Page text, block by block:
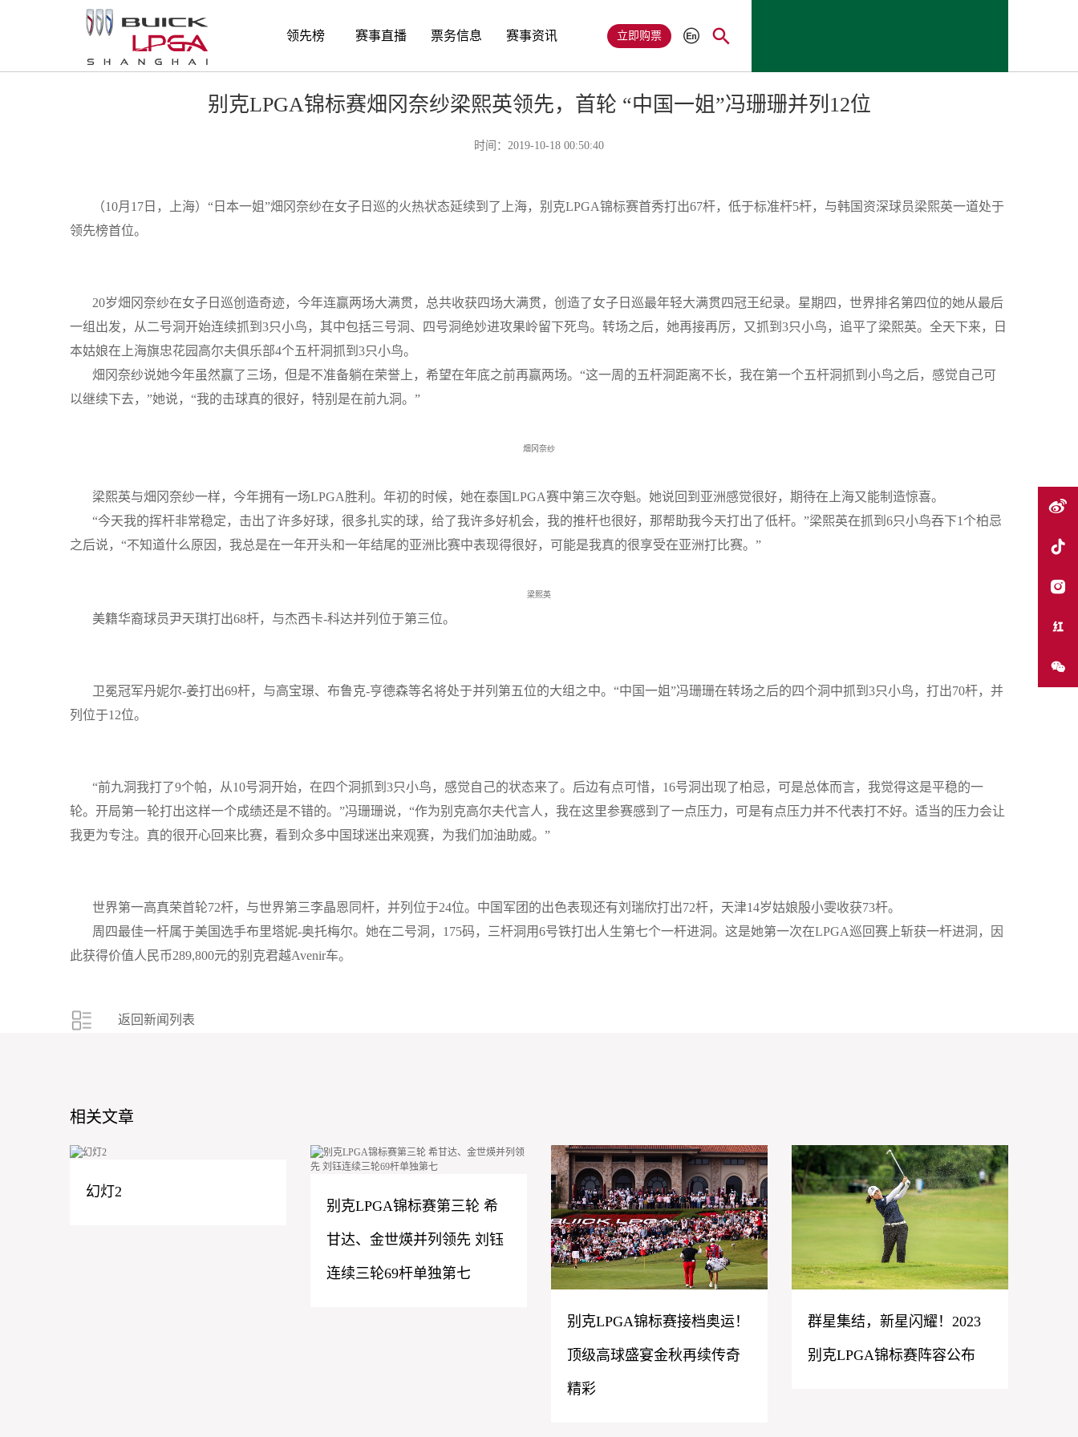
领先榜 赛事直播 票务信息 赛事资讯 立即购票
赛事新闻
别克LPGA锦标赛畑冈奈纱梁熙英领先，首轮 “中国一姐”冯珊珊并列12位
时间：2019-10-18 00:50:40
（10月 17 日，上海）“日本一姐”畑冈奈纱在女子日巡的火热状态延续到了上海，别克LPGA锦标赛首秀打出67杆，低于标准杆5杆，与韩国资深球员梁熙英一道处于
领先榜首位。
20岁畑冈奈纱在女子日巡创造奇迹，今年连赢两场大满贯，总共收获四场大满贯，创造了女子日巡最年轻大满贯四冠王纪录。星期四，世界排名第四位的她从最后
一组出发，从二号洞开始连续抓到 3只小鸟，其中包括三号洞、四号洞绝妙进攻果岭留下死鸟。转场之后，她再接再厉，又抓到 3只小鸟，追平了梁熙英。全天下来，日
本姑娘在上海旗忠花园高尔夫俱乐部4个五杆洞抓到 3只小鸟。
畑冈奈纱说她今年虽然赢了三场，但是不准备躺在荣誉上，希望在年底之前再赢两场。“这一周的五杆洞距离不长，我在第一个五杆洞抓到小鸟之后，感觉自己可
以继续下去，”她说，“我的击球真的很好，特别是在前九洞。”
畑冈奈纱
梁熙英与畑冈奈纱一样，今年拥有一场LPGA胜利。年初的时候，她在泰国LPGA赛中第三次夺魁。她说回到亚洲感觉很好，期待在上海又能制造惊喜。
“今天我的挥杆非常稳定，击出了许多好球，很多扎实的球，给了我许多好机会，我的推杆也很好，那帮助我今天打出了低杆。”梁熙英在抓到 6只小鸟吞下1个柏忌
之后说，“不知道什么原因，我总是在一年开头和一年结尾的亚洲比赛中表现得很好，可能是我真的很享受在亚洲打比赛。”
梁熙英
美籍华裔球员尹天琪打出68杆，与杰西卡-科达并列位于第三位。
卫冕冠军丹妮尔-姜打出69杆，与高宝璟、布鲁克-亨德森等名将处于并列第五位的大组之中。“中国一姐”冯珊珊在转场之后的四个洞中抓到 3只小鸟，打出70杆，并
列位于12位。
“前九洞我打了9个帕，从10号洞开始，在四个洞抓到 3只小鸟，感觉自己的状态来了。后边有点可惜， 16号洞出现了柏忌，可是总体而言，我觉得这是平稳的一
轮。开局第一轮打出这样一个成绩还是不错的。”冯珊珊说，“作为别克高尔夫代言人，我在这里参赛感到了一点压力，可是有点压力并不代表打不好。适当的压力会让
我更为专注。真的很开心回来比赛，看到众多中国球迷出来观赛，为我们加油助威。”
世界第一高真荣首轮72杆，与世界第三李晶恩同杆，并列位于24位。中国军团的出色表现还有刘瑞欣打出72杆，天津14岁姑娘殷小雯收获73杆。
周四最佳一杆属于美国选手布里塔妮-奥托梅尔。她在二号洞， 175码，三杆洞用6号铁打出人生第七个一杆进洞。这是她第一次在LPGA巡回赛上斩获一杆进洞，因
此获得价值人民币289,800元的别克君越Avenir车。
返回新闻列表
相关文章
幻灯2
别克LPGA锦标赛第三轮 希
甘达、金世煐并列领先 刘钰
连续三轮69杆单独第七
别克LPGA锦标赛接档奥运！
顶级高球盛宴金秋再续传奇
精彩
群星集结，新星闪耀！2023
别克LPGA锦标赛阵容公布